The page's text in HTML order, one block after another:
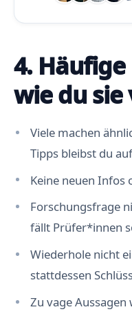
4. Häufige
wie du
Viele machen
Tipps bleibst du
Keine neuen Infos
Forschungsfrage
fällt Prüfer*innen
Wiederhole nicht
stattdessen
Zu vage